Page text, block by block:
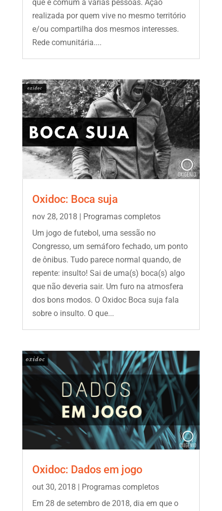
que é comum a várias pessoas. Ação
realizada por quem vive no mesmo território
e/ou compartilha dos mesmos interesses.
Rede comunitária....
Oxidoc: Boca suja
nov 28, 2018
Programas completos
Um jogo de futebol, uma sessão no
Congresso, um semáforo fechado, um ponto
de ônibus. Tudo parece normal quando, de
repente: insulto! Sai de uma(s) boca(s) algo
que não deveria sair. Um furo na atmosfera
dos bons modos. O Oxidoc Boca suja fala
sobre o insulto. O que...
Oxidoc: Dados em jogo
out 30, 2018 | Programas completos
Em 28 de setembro de 2018, dia em que o